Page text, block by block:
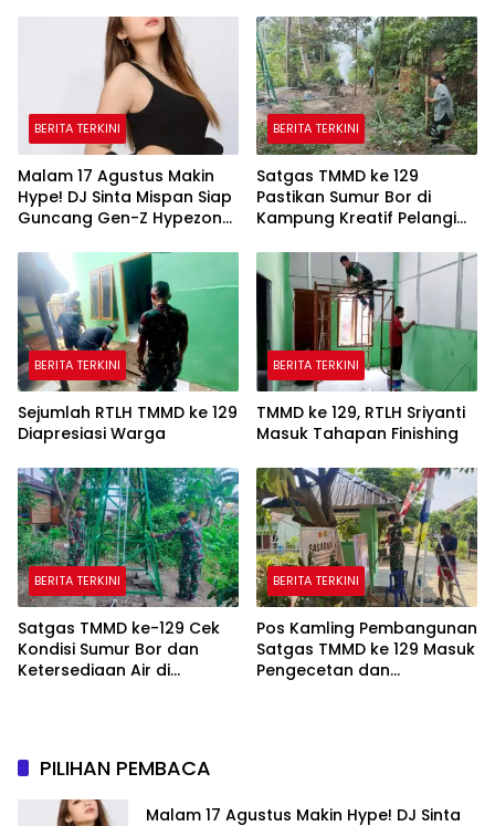
BERITA TERKINI
Malam 17 Agustus Makin
Hype! DJ Sinta Mispan Siap
Guncang Gen-Z Hypezone
BERITA TERKINI
Satgas TMMD ke 129
Pastikan Sumur Bor di
Kampung Kreatif Pelangi
BERITA TERKINI
Sejumlah RTLH TMMD ke 129
Diapresiasi Warga
BERITA TERKINI
TMMD ke 129, RTLH Sriyanti
Masuk Tahapan Finishing
BERITA TERKINI
Satgas TMMD ke-129 Cek
Kondisi Sumur Bor dan
Ketersediaan Air di
BERITA TERKINI
Pos Kamling Pembangunan
Satgas TMMD ke 129 Masuk
Pengecetan dan
PILIHAN PEMBACA
Malam 17 Agustus Makin Hype! DJ Sinta